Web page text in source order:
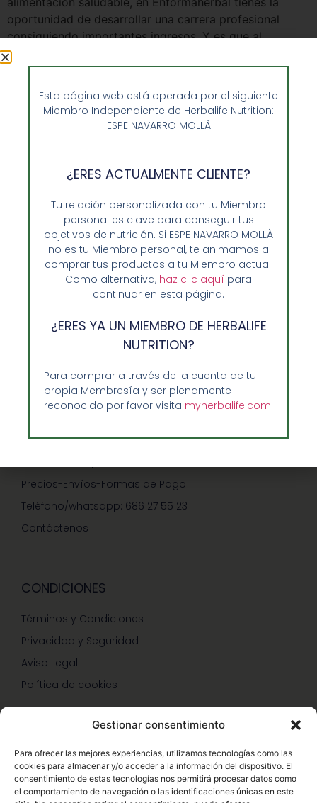
Gestionar consentimiento
Para ofrecer las mejores experiencias, utilizamos tecnologías como las
cookies para almacenar y/o acceder a la información del dispositivo. El
consentimiento de estas tecnologías nos permitirá procesar datos como
el comportamiento de navegación o las identificaciones únicas en este
oportunidad de desarrollar una carrera profesional
consiguiendo importantes ingresos. Y es que al
convertirte en un miembro de nuestra gran familia,
podrás estar al día de los mejores productos del
Opiniones de Clientes
Sobre Nosotros y Herbalife
Ventajas de Comprar en Enformaherbal.com
Precios-Envíos-Formas de Pago
Teléfono/whatsapp: 686 27 55 23
Contáctenos
CONDICIONES
Términos y Condiciones
Privacidad y Seguridad
Aviso Legal
Política de cookies
Hazte Miembro Herbalife
Consulta Nutrición Gratis
Esta página web está operada por el siguiente
Miembro Independiente de Herbalife Nutrition:
ESPE NAVARRO MOLLÀ
¿ERES ACTUALMENTE CLIENTE?
Tu relación personalizada con tu Miembro
personal es clave para conseguir tus
objetivos de nutrición. Si ESPE NAVARRO MOLLÀ
no es tu Miembro personal, te animamos a
comprar tus productos a tu Miembro actual.
Como alternativa, haz clic aquí para
continuar en esta página.
¿ERES YA UN MIEMBRO DE HERBALIFE
NUTRITION?
Para comprar a través de la cuenta de tu
propia Membresía y ser plenamente
reconocido por favor visita myherbalife.com